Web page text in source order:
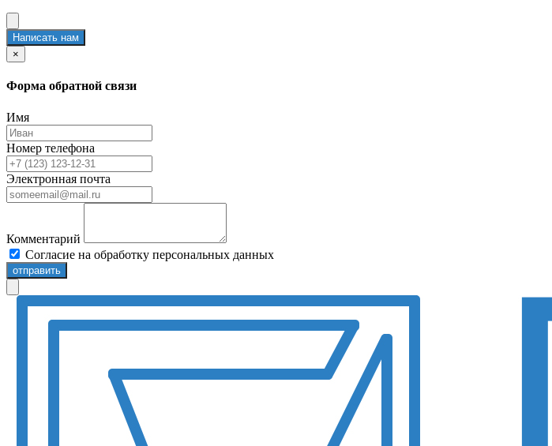
Написать нам
×
Форма обратной связи
Имя
Номер телефона
Электронная почта
Комментарий
Согласие на обработку персональных данных
отправить